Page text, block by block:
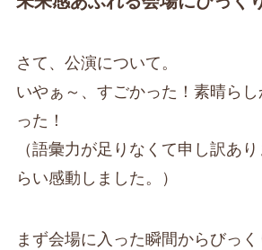
さて、公演について。
いやぁ～、すごかった！素晴ら
った！
（語彙力が足りなくて申し訳あ
らい感動しました。）
まず会場に入った瞬間からびっく